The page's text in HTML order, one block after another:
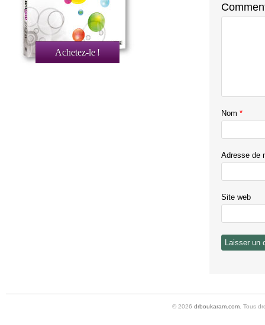
Achetez-le !
Nom *
Adresse de
Site web
© 2026 drboukaram.com . Tous